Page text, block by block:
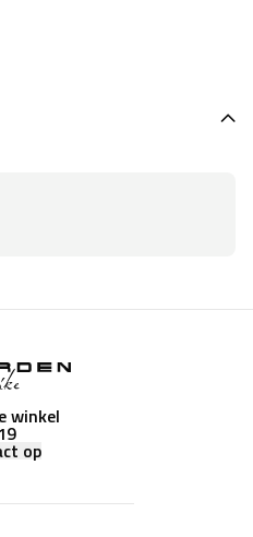
in de pressiezones
maximaal comfort.
winkel
op